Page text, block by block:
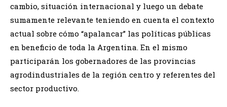
cambio, situación internacional y luego un debate
sumamente relevante teniendo en cuenta el contexto
actual sobre cómo “apalancar” las políticas públicas
en beneficio de toda la Argentina. En el mismo
participarán los gobernadores de las provincias
agrodindustriales de la región centro y referentes del
sector productivo.